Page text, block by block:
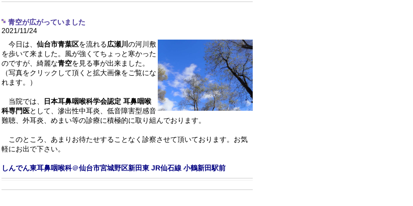
青空が広がっていました
2021/11/24
今日は、 仙台市青葉区を流れる広瀬川 の河川敷
を歩いて来ました。風が強くてちょっと寒かった
のですが、綺麗な青空を見る事が出来ました。
（写真をクリックして頂くと拡大画像をご覧にな
れます。）
当院では、
日本耳鼻咽喉科学会認定 耳鼻咽喉
科専門医として、滲出性中耳炎、低音障害型感音
難聴、外耳炎、めまい等の診療に積極的に取り組んでおります。
このところ、あまりお待たせすることなく診察させて頂いております。お気
軽にお出で下さい。
しんでん東耳鼻咽喉科＠仙台市宮城野区新田東 JR仙石線 小鶴新田駅前